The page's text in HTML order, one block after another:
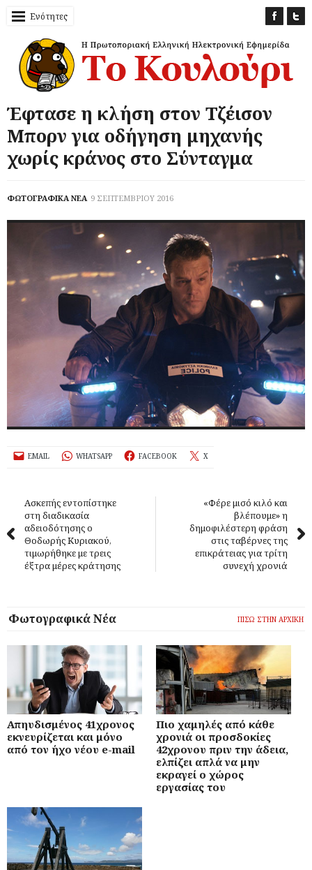
Ενότητες
Έφτασε η κλήση στον Τζέισον
Μπορν για οδήγηση μηχανής
χωρίς κράνος στο Σύνταγμα
ΦΩΤΟΓΡΑΦΙΚΑ ΝΕΑ 9 ΣΕΠΤΕΜΒΡΙΟΥ 2016
EMAIL WHATSAPP FACEBOOK X
Ασκεπής εντοπίστηκε
στη διαδικασία
αδειοδότησης ο
Θοδωρής Κυριακού,
τιμωρήθηκε με τρεις
έξτρα μέρες κράτησης
«Φέρε μισό κιλό και
βλέπουμε» η
δημοφιλέστερη φράση
στις ταβέρνες της
επικράτειας για τρίτη
συνεχή χρονιά
Φωτογραφικά Νέα ΠΙΣΩ ΣΤΗΝ ΑΡΧΙΚΗ
Απηυδισμένος 41χρονος
εκνευρίζεται και μόνο
από τον ήχο νέου e-mail
Πιο χαμηλές από κάθε
χρονιά οι προσδοκίες
42χρονου πριν την άδεια,
ελπίζει απλά να μην
εκραγεί ο χώρος
εργασίας του